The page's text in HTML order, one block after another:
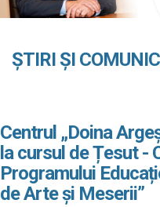
ȘTIRI ȘI
Centrul „Doina
la cursul de Țesut -
Programului
de Arte și Meserii”